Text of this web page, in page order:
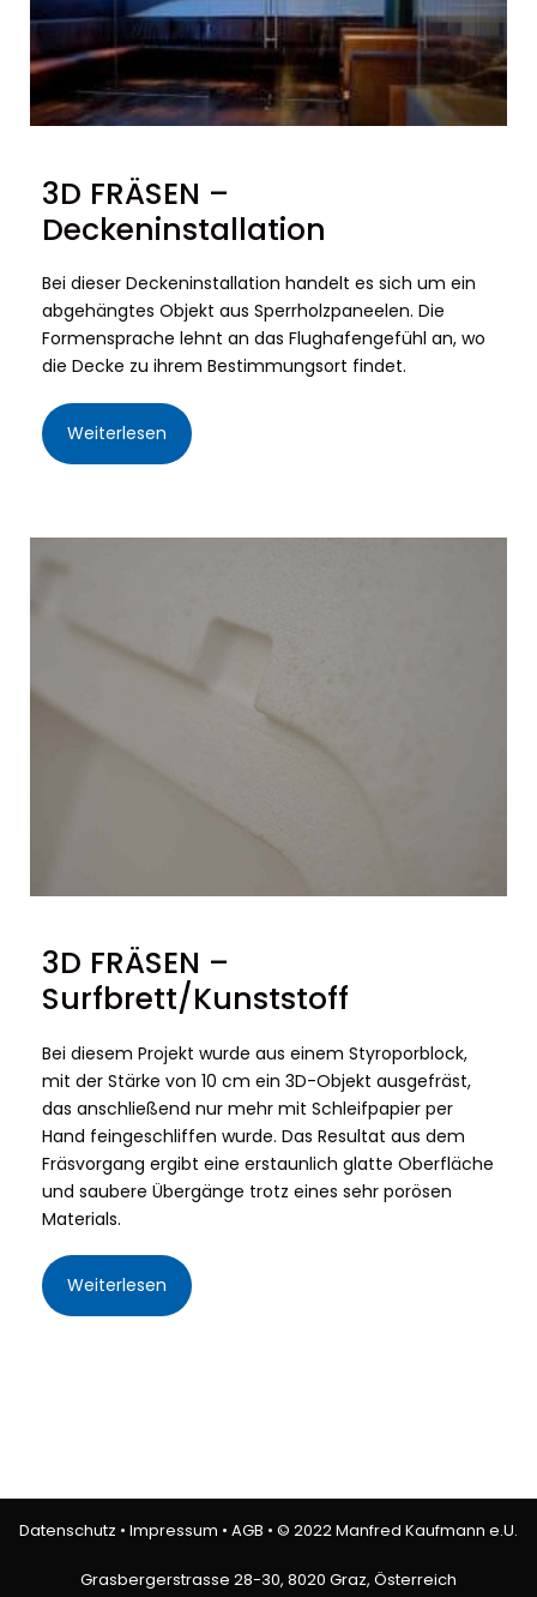
3D FRÄSEN –
Deckeninstallation
Bei dieser Deckeninstallation handelt es sich um ein
abgehängtes Objekt aus Sperrholzpaneelen. Die
Formensprache lehnt an das Flughafengefühl an, wo
die Decke zu ihrem Bestimmungsort findet.
Weiterlesen
3D FRÄSEN –
Surfbrett/Kunststoff
Bei diesem Projekt wurde aus einem Styroporblock,
mit der Stärke von 10 cm ein 3D-Objekt ausgefräst,
das anschließend nur mehr mit Schleifpapier per
Hand feingeschliffen wurde. Das Resultat aus dem
Fräsvorgang ergibt eine erstaunlich glatte Oberfläche
und saubere Übergänge trotz eines sehr porösen
Materials.
Weiterlesen
Datenschutz • Impressum • AGB • © 2022 Manfred Kaufmann e.U.
Grasbergerstrasse 28-30, 8020 Graz, Österreich